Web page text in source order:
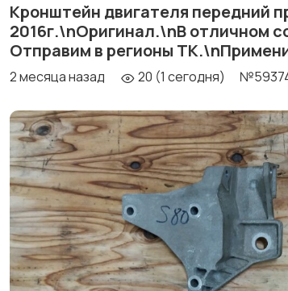
Кронштейн двигателя передний
2016г.\nОригинал.\nВ отличном
Отправим в регионы
2 месяца назад 20 (1 сегодня)